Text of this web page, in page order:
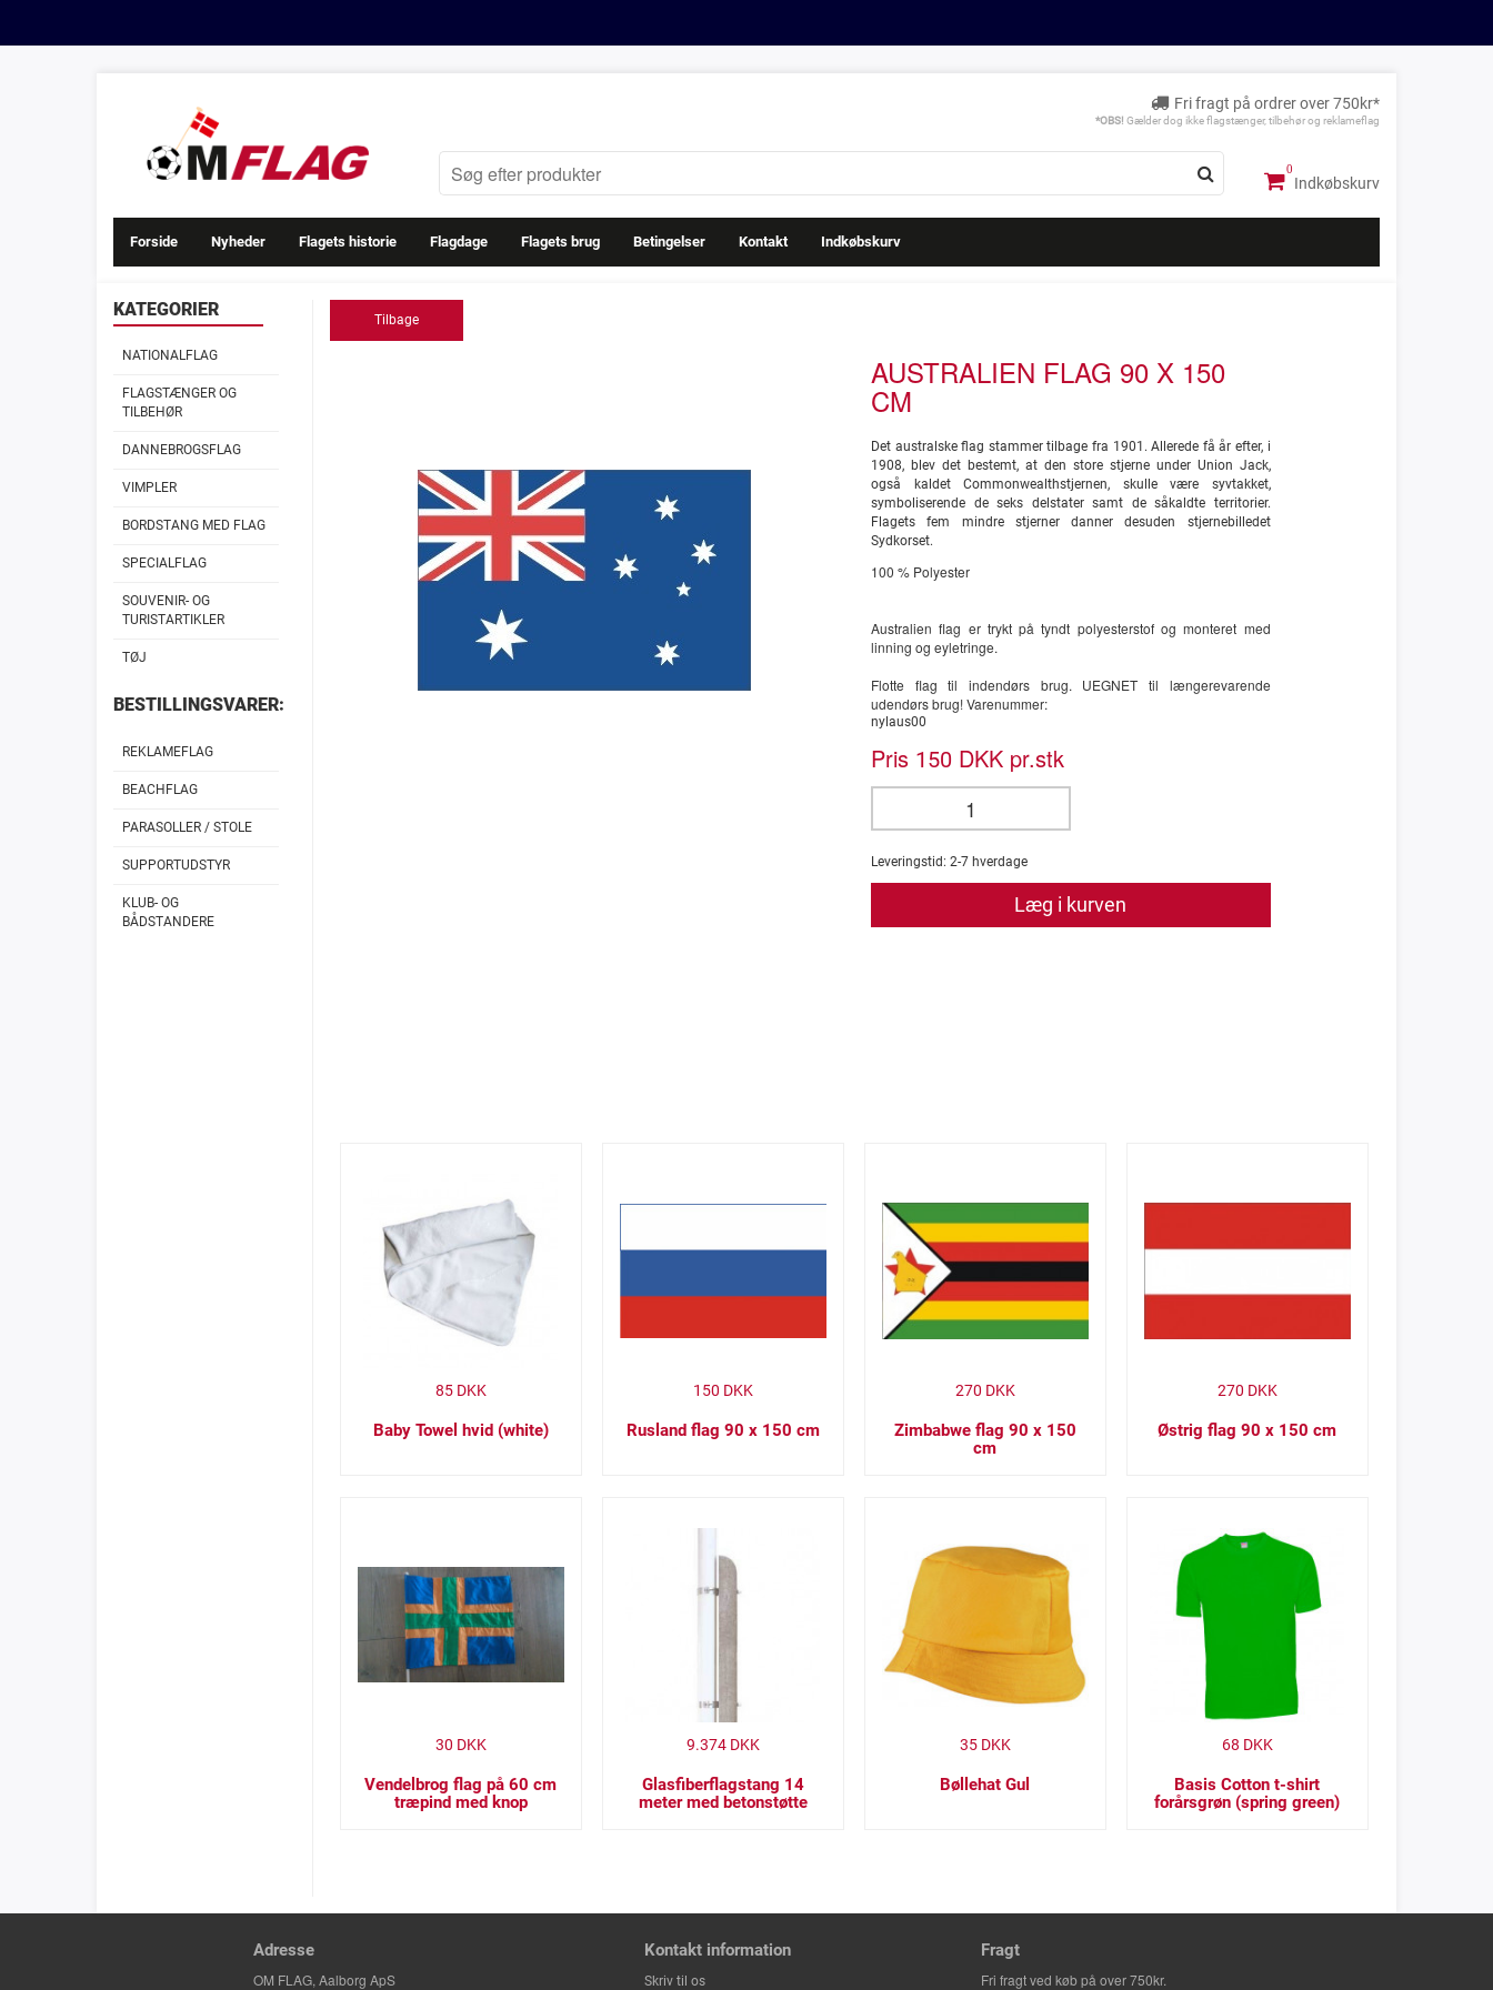
Fri fragt på ordrer over 750kr*
*OBS! Gælder dog ikke flagstænger, tilbehør og reklameflag
Indkøbskurv
Forside Nyheder Flagets historie Flagdage Flagets brug Betingelser Kontakt Indkøbskurv
KATEGORIER
NATIONALFLAG
FLAGSTÆNGER OG
TILBEHØR
DANNEBROGSFLAG
VIMPLER
BORDSTANG MED FLAG
SPECIALFLAG
SOUVENIR- OG
TURISTARTIKLER
TØJ
BESTILLINGSVARER:
REKLAMEFLAG
BEACHFLAG
PARASOLLER / STOLE
SUPPORTUDSTYR
KLUB- OG
BÅDSTANDERE
Tilbage
AUSTRALIEN FLAG 90 X 150
CM
Det australske flag stammer tilbage fra 1901. Allerede få år efter, i
1908, blev det bestemt, at den store stjerne under Union Jack,
også kaldet Commonwealthstjernen, skulle være syvtakket,
symboliserende de seks delstater samt de såkaldte territorier.
Flagets fem mindre stjerner danner desuden stjernebilledet
Sydkorset.
100 % Polyester
Australien flag er trykt på tyndt polyesterstof og monteret med
linning og eyletringe.
Flotte flag til indendørs brug. UEGNET til længerevarende
udendørs brug! Varenummer:
nylaus00
Pris 150 DKK pr.stk
Leveringstid: 2-7 hverdage
Læg i kurven
Baby Towel hvid (white)
85DKK
Rusland flag 90 x 150 cm
150 DKK
Zimbabwe flag 90 x 150
cm
270 DKK
Østrig flag 90 x 150 cm
270 DKK
Vendelbrog flag på 60 cm
træpind med knop
30 DKK
Glasfiberflagstang 14
meter med betonstøtte
9.374DKK
Bøllehat Gul
35DKK
Basis Cotton t-shirt
forårsgrøn (spring green)
68 DKK
Adresse
OM FLAG, Aalborg ApS
Kontakt information
Skriv til os
Fragt
Fri fragt ved køb på over 750kr.